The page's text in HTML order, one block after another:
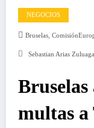
NEGOCIOS
Bruselas,
Sebastian Arias Zuluaga
Bruselas
multas a